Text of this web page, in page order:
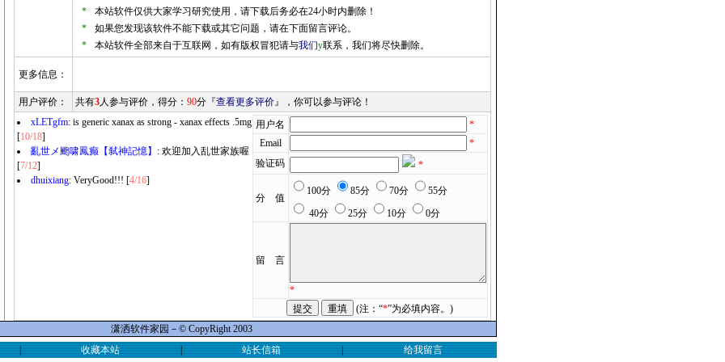
*
本站软件仅供大家学习研究使用，请下载后务必在24小时内删除！
*
如果您发现该软件不能下载或其它问题，请在下面留言评论。
*
本站软件全部来自于互联网，如有版权冒犯请与我们y联系，我们将尽快删除。
更多信息：
用户评价： 共有3人参与评价，得分： 90分『查看更多评价』，你可以参与评论！
xLETgfm: is generic xanax as strong - xanax effects .5mg
[10/18]
亂世メ颮啸鳳癫【弑神記憶】
: 欢迎加入乱世家族喔
[7/12]
dhuixiang: VeryGood!!! [4/16]
用户名
*
Email
*
验证码
*
分 值
100分 85分 70分
55分
40分
25分 10分 0分
留 言
*
(注：“*”为必填内容。)
潇洒软件家园－© CopyRight 2003
|
收藏本站 | 站长信箱 | 给我留言